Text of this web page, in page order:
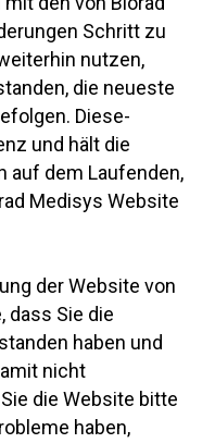
Schritt zu
nutzen,
die neueste
Diese-
und hält die
auf dem Laufenden,
Medisys Website
der Website von
dass Sie die
haben und
nicht
die Website bitte
haben,